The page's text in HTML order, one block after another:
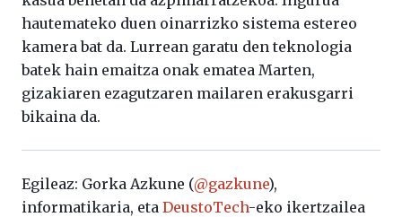
hautemateko duen oinarrizko sistema estereo
kamera bat da. Lurrean garatu den teknologia
batek hain emaitza onak ematea Marten,
gizakiaren ezagutzaren mailaren erakusgarri
bikaina da.
Egileaz: Gorka Azkune (@gazkune),
informatikaria, eta DeustoTech-eko ikertzailea